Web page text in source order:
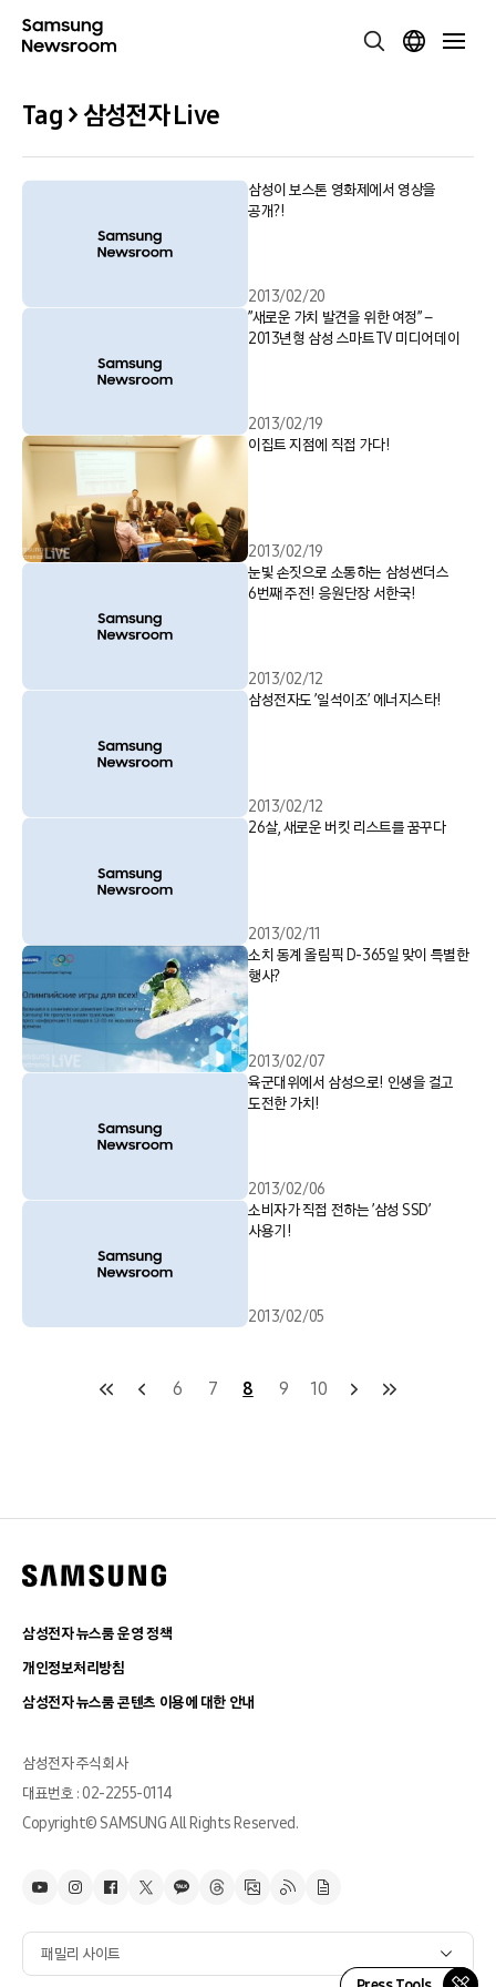
Tag > 삼성전자 Live
삼성이 보스톤 영화제에서 영상을
공개?!
2013/02/20
”새로운 가치 발견을 위한 여정” –
2013년형 삼성 스마트TV 미디어데이
2013/02/19
이집트 지점에 직접 가다!
2013/02/19
눈빛 손짓으로 소통하는 삼성썬더스
6번째 주전! 응원단장 서한국!
2013/02/12
삼성전자도 ’일석이조’ 에너지스타!
2013/02/12
26살, 새로운 버킷 리스트를 꿈꾸다
2013/02/11
소치 동계 올림픽 D-365일 맞이 특별한
행사?
2013/02/07
육군대위에서 삼성으로! 인생을 걸고
도전한 가치!
2013/02/06
소비자가 직접 전하는 ’삼성 SSD’
사용기!
2013/02/05
6 7 8 9 10
삼성전자 뉴스룸 운영 정책
개인정보처리방침
삼성전자 뉴스룸 콘텐츠 이용에 대한 안내
삼성전자 주식회사
대표번호 : 02-2255-0114
Copyright© SAMSUNG All Rights Reserved.
패밀리 사이트